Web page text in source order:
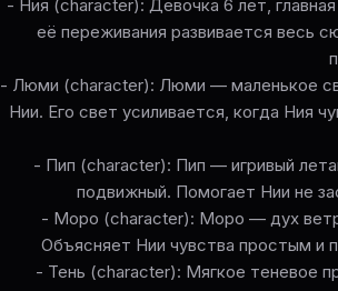
- Ния (character): Девочка 6 лет,
её переживания развивается весь
- Люми (character): Люми — маленькое
Нии. Его свет усиливается, когда Ния
- Пип (character): Пип — игривый
подвижный. Помогает Нии не
- Моро (character): Моро — дух
Объясняет Нии чувства простым и
- Тень (character): Мягкое теневое